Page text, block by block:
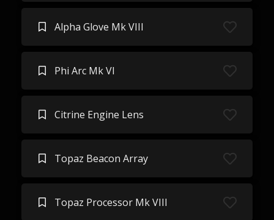
Alpha Glove Mk VIII
Phi Arc Mk VI
Citrine Engine Lens
Topaz Beacon Array
Topaz Processor Mk VIII